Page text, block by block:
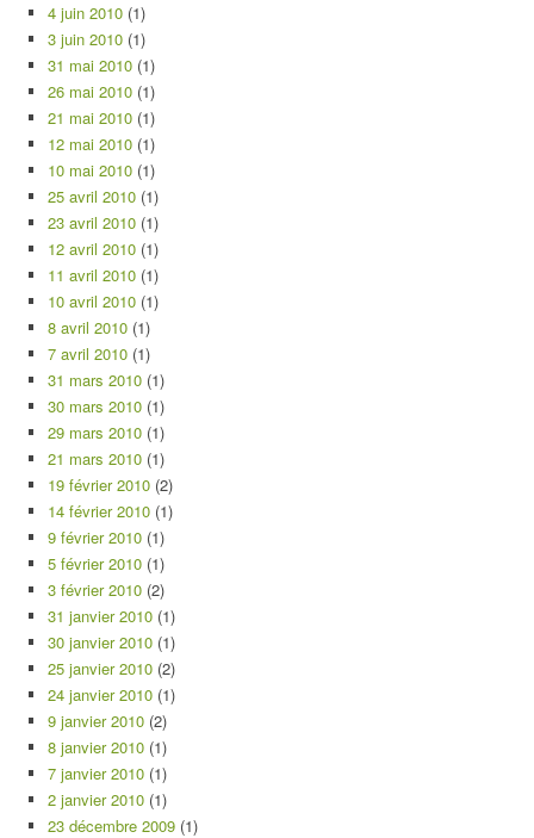
4 juin 2010 (1)
3 juin 2010 (1)
31 mai 2010 (1)
26 mai 2010 (1)
21 mai 2010 (1)
12 mai 2010 (1)
10 mai 2010 (1)
25 avril 2010 (1)
23 avril 2010 (1)
12 avril 2010 (1)
11 avril 2010 (1)
10 avril 2010 (1)
8 avril 2010 (1)
7 avril 2010 (1)
31 mars 2010 (1)
30 mars 2010 (1)
29 mars 2010 (1)
21 mars 2010 (1)
19 février 2010 (2)
14 février 2010 (1)
9 février 2010 (1)
5 février 2010 (1)
3 février 2010 (2)
31 janvier 2010 (1)
30 janvier 2010 (1)
25 janvier 2010 (2)
24 janvier 2010 (1)
9 janvier 2010 (2)
8 janvier 2010 (1)
7 janvier 2010 (1)
2 janvier 2010 (1)
23 décembre 2009 (1)